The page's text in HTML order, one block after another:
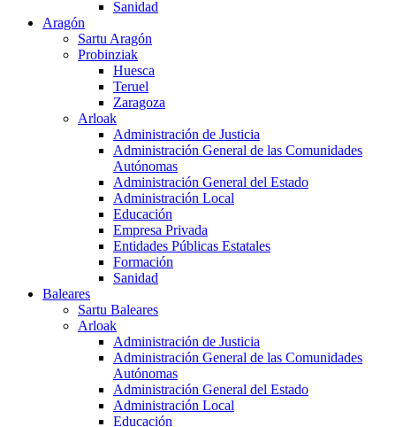
Sanidad
Aragón
Sartu Aragón
Probinziak
Huesca
Teruel
Zaragoza
Arloak
Administración de Justicia
Administración General de las Comunidades
Autónomas
Administración General del Estado
Administración Local
Educación
Empresa Privada
Entidades Públicas Estatales
Formación
Sanidad
Baleares
Sartu Baleares
Arloak
Administración de Justicia
Administración General de las Comunidades
Autónomas
Administración General del Estado
Administración Local
Educación